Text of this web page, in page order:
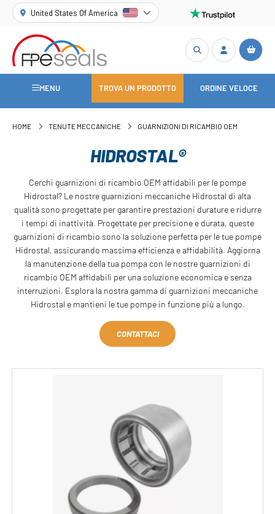
United States Of America
MENU TROVA UN PRODOTTO ORDINE VELOCE
HOME TENUTE MECCANICHE GUARNIZIONI DI RICAMBIO OEM
HIDROSTAL®
Cerchi guarnizioni di ricambio OEM affidabili per le pompe
Hidrostal? Le nostre guarnizioni meccaniche Hidrostal di alta
qualità sono progettate per garantire prestazioni durature e ridurre
i tempi di inattività. Progettate per precisione e durata, queste
guarnizioni di ricambio sono la soluzione perfetta per le tue pompe
Hidrostal, assicurando massima efficienza e affidabilità. Aggiorna
la manutenzione della tua pompa con le nostre guarnizioni di
ricambio OEM affidabili per una soluzione economica e senza
interruzioni. Esplora la nostra gamma di guarnizioni meccaniche
Hidrostal e mantieni le tue pompe in funzione più a lungo.
CONTATTACI